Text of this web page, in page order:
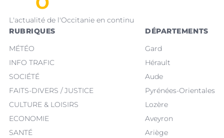
L'actualité de l'Occitanie en continu
RUBRIQUES
MÉTÉO
INFO TRAFIC
SOCIÉTÉ
FAITS-DIVERS / JUSTICE
CULTURE & LOISIRS
ECONOMIE
SANTÉ
DÉPARTEMENTS
Gard
Hérault
Aude
Pyrénées-Orientales
Lozère
Aveyron
Ariège